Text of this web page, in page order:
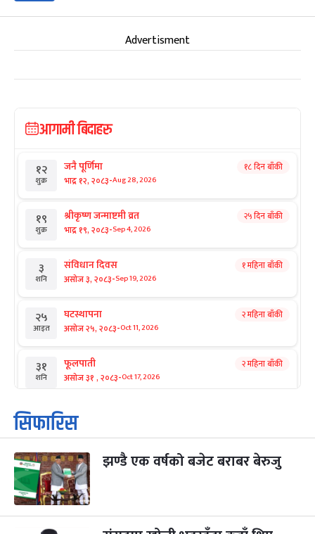
Advertisment
आगामी बिदाहरु
१२
शुक्र
जनै पूर्णिमा
भाद्र १२, २०८३-Aug 28, 2026
१८ दिन बाँकी
१९
शुक्र
श्रीकृष्ण जन्माष्टमी व्रत
भाद्र १९, २०८३-Sep 4, 2026
२५ दिन बाँकी
३
शनि
संविधान दिवस
असोज ३, २०८३-Sep 19, 2026
१ महिना बाँकी
२५
आइत
घटस्थापना
असोज २५, २०८३-Oct 11, 2026
२ महिना बाँकी
३१
शनि
फूलपाती
असोज ३१ , २०८३-Oct 17, 2026
२ महिना बाँकी
१
आइत
कार्तिक सङ्क्रान्ति
कार्तिक १, २०८३
३
मंगल
महानवमी
कार्तिक ३, २०८३
२ महिना बाँकी
४
कार्तिक ४, २०८३ Oct 21, 2026
सिफारिस
झण्डै एक वर्षको बजेट बराबर बेरुजु